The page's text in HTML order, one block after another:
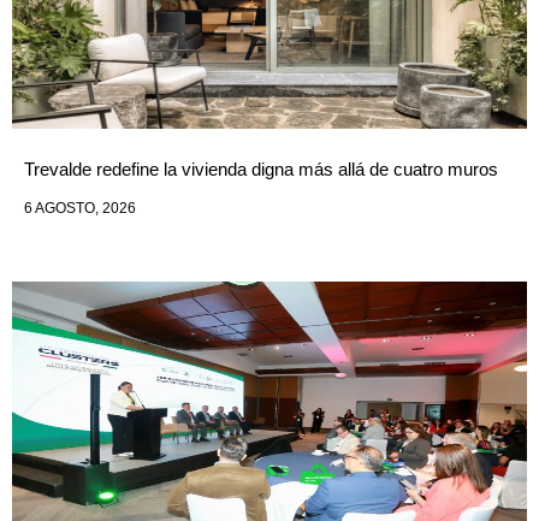
Trevalde redefine la vivienda digna más allá de cuatro muros
6 AGOSTO, 2026